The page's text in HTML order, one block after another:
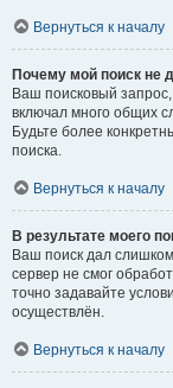
Вернуться к началу
Почему мой поиск не
Ваш поисковый
включал много общих
Будьте более
поиска.
Вернуться к началу
В результате моего
Ваш поиск дал
сервер не смог
точно задавайте
осуществлён.
Вернуться к началу